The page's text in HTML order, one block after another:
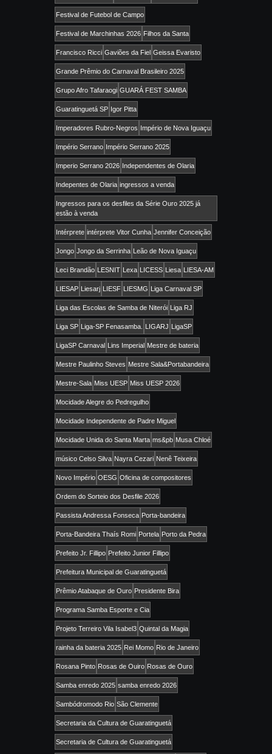
Festival de Futebol de Campo
Festival de Marchinhas 2026 Filhos da Santa
Francisco Ricci Gaviões da Fiel Geissa Evaristo
Grande Prêmio do Carnaval Brasileiro 2025
Grupo Afro Tafaraogi GUARÁ FEST SAMBA
Guaratinguetá SP Igor Pitta
Imperadores Rubro-Negros Império de Nova Iguaçu
Império Serrano Império Serrano 2025
Imperio Serrano 2026 Independentes de Olaria
Indepentes de Olaria ingressos a venda
Ingressos para os desfiles da Série Ouro 2025 já
estão à venda
Intérprete intérprete Vitor Cunha Jennifer Conceição
Jongo Jongo da Serrinha Leão de Nova Iguaçu
Leci Brandão LESNIT Lexa LICESS Liesa LIESA-AM
LIESAP Liesarj LIESF LIESMG Liga Carnaval SP
Liga das Escolas de Samba de Niterói Liga RJ
Liga SP Liga-SP Fenasamba. LIGARJ LigaSP
LigaSP Carnaval Lins Imperial Mestre de bateria
Mestre Paulinho Steves Mestre Sala&Portabandeira
Mestre-Sala Miss UESP Miss UESP 2026
Mocidade Alegre do Pedregulho
Mocidade Independente de Padre Miguel
Mocidade Unida do Santa Marta ms&pb Musa Chloé
músico Celso Silva Nayra Cezari Nenê Teixeira
Novo Império OESG Oficina de compositores
Ordem do Sorteio dos Desfile 2026
Passista Andressa Fonseca Porta-bandeira
Porta-Bandeira Thaís Romi Portela Porto da Pedra
Prefeito Jr. Fillipo Prefeito Junior Fillipo
Prefeitura Municipal de Guaratinguetá
Prêmio Atabaque de Ouro Presidente Bira
Programa Samba Esporte e Cia
Projeto Terreiro Vila Isabel3 Quintal da Magia
rainha da bateria 2025 Rei Momo Rio de Janeiro
Rosana Pinto Rosas de Ouiro Rosas de Ouro
Samba enredo 2025 samba enredo 2026
Sambódromodo Rio São Clemente
Secretaria da Cultura de Guaratinguetá
Secretaria de Cultura de Guaratinguetá